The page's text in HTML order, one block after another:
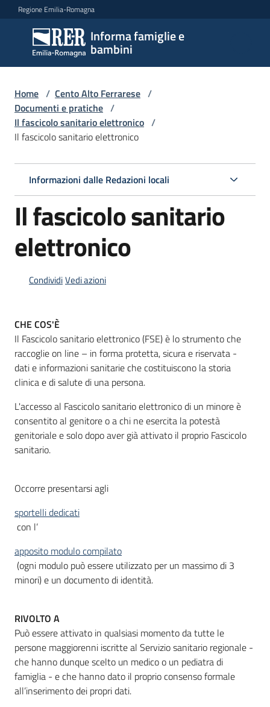
Vai al contenuto
Vai alla navigazione
Vai al footer
Regione Emilia-Romagna
Informa famiglie e
bambini
Informa
famiglie
e
bambini
Argomenti
Servizi
Centri
le
locali
Newsletter
Home / Cento Alto Ferrarese /
Documenti e pratiche /
Il fascicolo sanitario elettronico /
Il fascicolo sanitario elettronico
Informazioni dalle Redazioni locali
Il fascicolo sanitario
elettronico
CondividiVedi azioni
CHE COS'È
Il Fascicolo sanitario elettronico (FSE) è lo strumento che
raccoglie on line – in forma protetta, sicura e riservata -
dati e informazioni sanitarie che costituiscono la storia
clinica e di salute di una persona.
L'accesso al Fascicolo sanitario elettronico di un minore è
consentito al genitore o a chi ne esercita la potestà
genitoriale e solo dopo aver già attivato il proprio Fascicolo
sanitario.
Occorre presentarsi agli
sportelli dedicati
con l’
apposito modulo compilato
(ogni modulo può essere utilizzato per un massimo di 3
minori) e un documento di identità.
RIVOLTO A
Può essere attivato in qualsiasi momento da tutte le
persone maggiorenni iscritte al Servizio sanitario regionale -
che hanno dunque scelto un medico o un pediatra di
famiglia - e che hanno dato il proprio consenso formale
all’inserimento dei propri dati.